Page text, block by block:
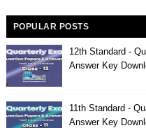
POPULAR POSTS
12th Standard -
Answer Key
11th Standard -
Answer Key